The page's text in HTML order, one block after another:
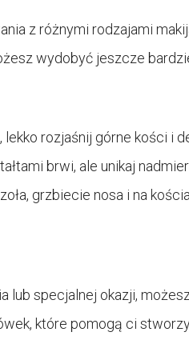
z różnymi rodzajami
wydobyć jeszcze
rozjaśnij górne kości i
brwi, ale unikaj
grzbiecie nosa i na
specjalnej okazji,
które pomogą ci